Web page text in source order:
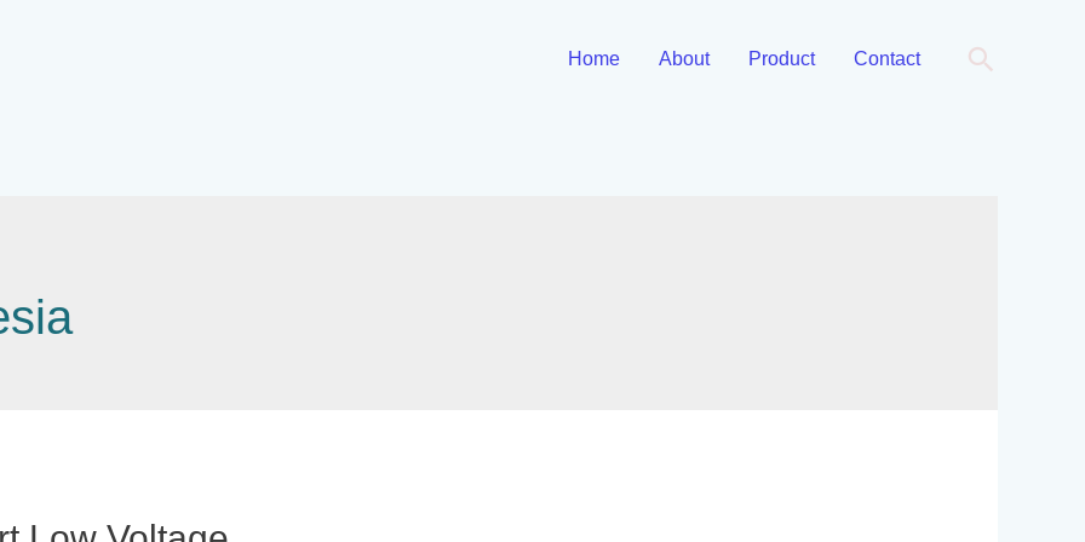
Home About Product Contact Cari